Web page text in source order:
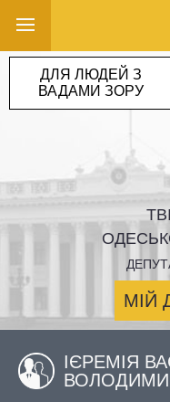
МІЙ
ДЛЯ ЛЮДЕЙ З
ВАДАМИ ЗОРУ
ІЄРЕМІЯ